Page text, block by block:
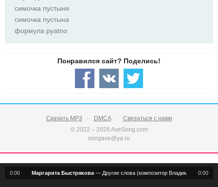
симочка пустыня
симочка пустына
формула pyatno
Скачать MP3 DMCA
Связаться с нами
© 2022 – 2026 AveSong.com
songave@ya.ru
0:00 0:00
Маргарита Быстрякова — Другие слова (композитор Владимир